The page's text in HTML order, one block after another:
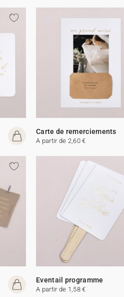
Carte de remerciements
A partir de 2,60 €
Eventail programme
A partir de 1,58 €